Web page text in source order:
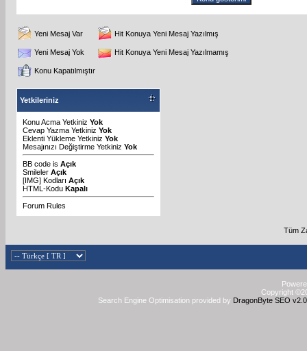
Yeni Mesaj Var Hit Konuya Yeni Mesaj Yazılmış
Yeni Mesaj Yok Hit Konuya Yeni Mesaj Yazılmamış
Konu Kapatılmıştır
Yetkileriniz
Konu Acma Yetkiniz Yok
Cevap Yazma Yetkiniz Yok
Eklenti Yükleme Yetkiniz Yok
Mesajınızı Değiştirme Yetkiniz Yok
BB code is Açık
Smileler Açık
[IMG] Kodları Açık
HTML-Kodu Kapalı
Forum Rules
Tüm
Copyright
Search Engine Optimisation provided by DragonByte SEO